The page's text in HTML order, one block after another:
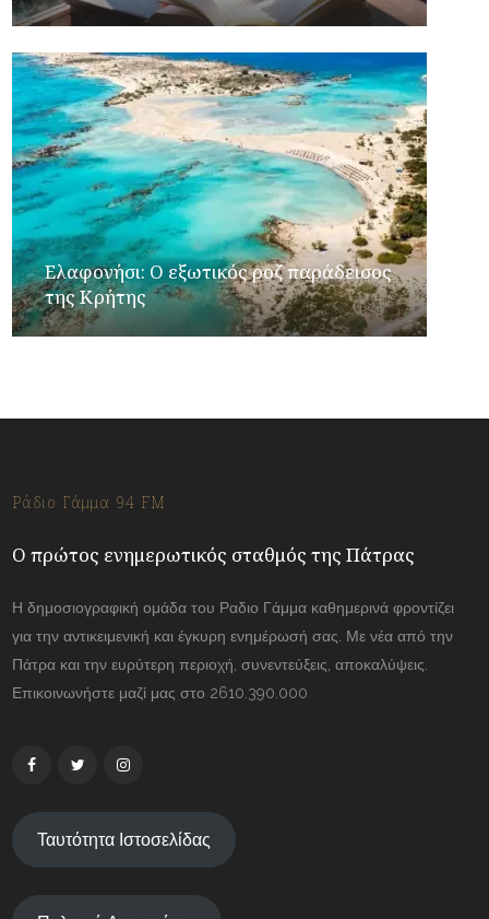
Ελαφονήσι: Ο εξωτικός ροζ παράδεισος
της Κρήτης
Ράδιο Γάμμα 94 FM
Ο πρώτος ενημερωτικός σταθμός της Πάτρας
Η δημοσιογραφική ομάδα του Ραδιο Γάμμα καθημερινά φροντίζει
για την αντικειμενική και έγκυρη ενημέρωσή σας. Με νέα από την
Πάτρα και την ευρύτερη περιοχή, συνεντεύξεις, αποκαλύψεις.
Επικοινωνήστε μαζί μας στο 2610.390.000
Ταυτότητα Ιστοσελίδας